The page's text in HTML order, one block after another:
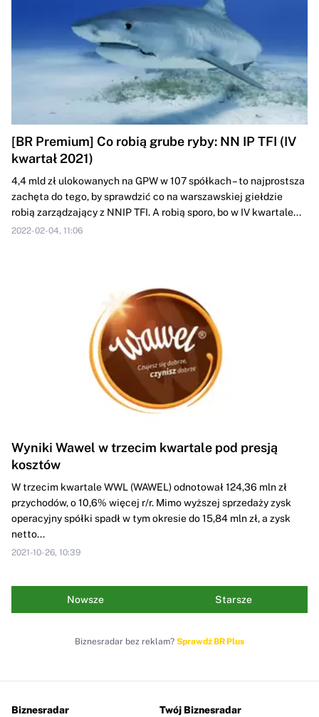
[BR Premium] Co robią grube ryby: NN IP TFI (IV
kwartał 2021)
4,4 mld zł ulokowanych na GPW w 107 spółkach – to najprostsza
zachęta do tego, by sprawdzić co na warszawskiej giełdzie
robią zarządzający z NNIP TFI. A robią sporo, bo w IV kwartale...
2022-02-04, 11:06
Wyniki Wawel w trzecim kwartale pod presją
kosztów
W trzecim kwartale WWL (WAWEL) odnotował 124,36 mln zł
przychodów, o 10,6% więcej r/r. Mimo wyższej sprzedaży zysk
operacyjny spółki spadł w tym okresie do 15,84 mln zł, a zysk
netto...
2021-10-26, 10:39
Nowsze Starsze
Biznesradar bez reklam? Sprawdź BR Plus
Biznesradar Twój Biznesradar